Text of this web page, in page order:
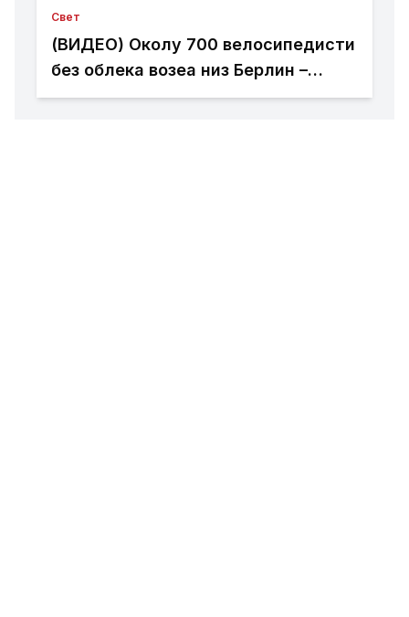
Свет
(ВИДЕО) Околу 700 велосипедисти
без облека возеа низ Берлин –
пораки за слобода на телото,